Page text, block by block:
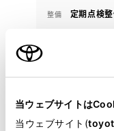
当ウェブサイトは
当ウェブサイト(
整備 定期点検